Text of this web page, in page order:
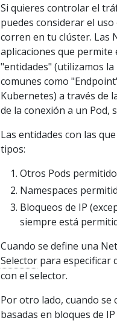
Si quieres controlar el
puedes considerar el
corren en tu clúster. Las
aplicaciones que permite
"entidades" (utilizamos
comunes como
Kubernetes) a través de
de la conexión a un Pod,
Las entidades con las
tipos:
Otros Pods
Namespaces
Bloqueos de IP
siempre está
Cuando se define una
Selector para especificar
con el selector.
Por otro lado, cuando se
basadas en bloques de